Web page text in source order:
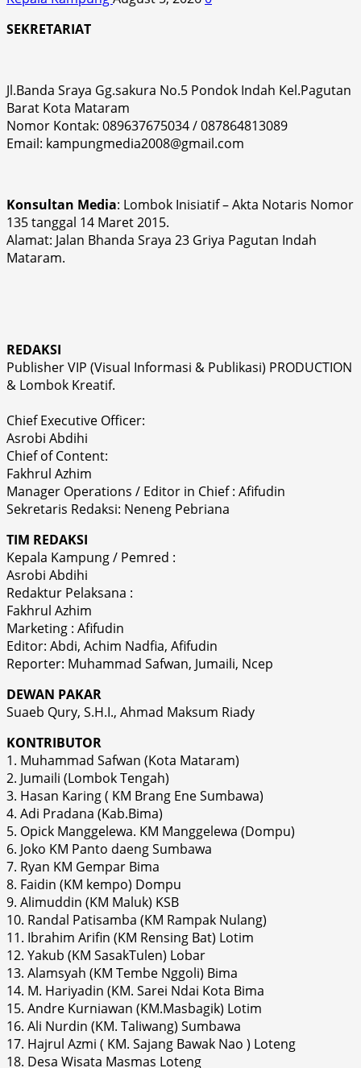
SEKRETARIAT
Jl.Banda Sraya Gg.sakura No.5 Pondok Indah Kel.Pagutan
Barat Kota Mataram
Nomor Kontak: 089637675034 / 087864813089
Email: kampungmedia2008@gmail.com
Konsultan Media: Lombok Inisiatif – Akta Notaris Nomor
135 tanggal 14 Maret 2015.
Alamat: Jalan Bhanda Sraya 23 Griya Pagutan Indah
Mataram.
REDAKSI
Publisher VIP (Visual Informasi & Publikasi) PRODUCTION
& Lombok Kreatif.
Chief Executive Officer:
Asrobi Abdihi
Chief of Content:
Fakhrul Azhim
Manager Operations / Editor in Chief : Afifudin
Sekretaris Redaksi: Neneng Pebriana
TIM REDAKSI
Kepala Kampung / Pemred :
Asrobi Abdihi
Redaktur Pelaksana :
Fakhrul Azhim
Marketing : Afifudin
Editor: Abdi, Achim Nadfia, Afifudin
Reporter: Muhammad Safwan, Jumaili, Ncep
DEWAN PAKAR
Suaeb Qury, S.H.I., Ahmad Maksum Riady
KONTRIBUTOR
1. Muhammad Safwan (Kota Mataram)
2. Jumaili (Lombok Tengah)
3. Hasan Karing ( KM Brang Ene Sumbawa)
4. Adi Pradana (Kab.Bima)
5. Opick Manggelewa. KM Manggelewa (Dompu)
6. Joko KM Panto daeng Sumbawa
7. Ryan KM Gempar Bima
8. Faidin (KM kempo) Dompu
9. Alimuddin (KM Maluk) KSB
10. Randal Patisamba (KM Rampak Nulang)
11. Ibrahim Arifin (KM Rensing Bat) Lotim
12. Yakub (KM SasakTulen) Lobar
13. Alamsyah (KM Tembe Nggoli) Bima
14. M. Hariyadin (KM. Sarei Ndai Kota Bima
15. Andre Kurniawan (KM.Masbagik) Lotim
16. Ali Nurdin (KM. Taliwang) Sumbawa
17. Hajrul Azmi ( KM. Sajang Bawak Nao ) Loteng
18. Desa Wisata Masmas Loteng